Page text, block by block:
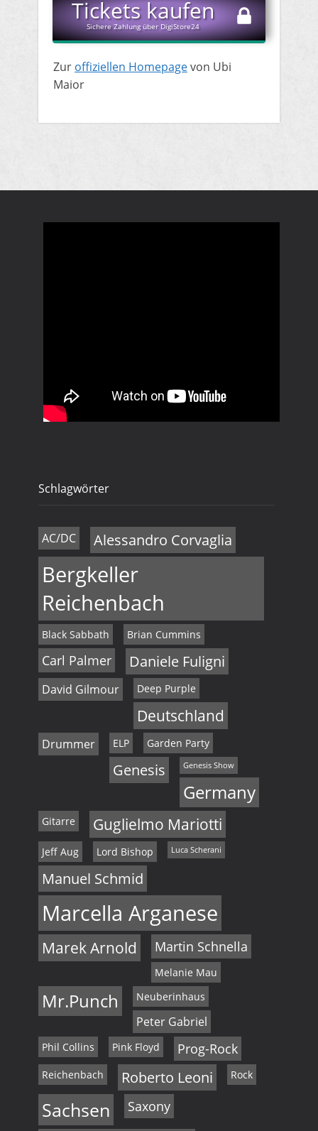
​Tickets kaufen
Sichere Zahlung über DigiStore24
​Zur offiziellen Homepagevon Ubi
Maior
Schlagwörter
AC/DC Alessandro Corvaglia
Bergkeller
Reichenbach
Black Sabbath Brian Cummins
Carl Palmer Daniele Fuligni
David Gilmour Deep Purple
Deutschland
Drummer ELP Garden Party
Genesis Genesis Show
Germany
Gitarre Guglielmo Mariotti
Jeff Aug Lord Bishop Luca Scherani
Manuel Schmid
Marcella Arganese
Marek Arnold Martin Schnella
Melanie Mau
Mr.Punch Neuberinhaus
Peter Gabriel
Phil Collins Pink Floyd Prog-Rock
Reichenbach Roberto Leoni Rock
Sachsen Saxony